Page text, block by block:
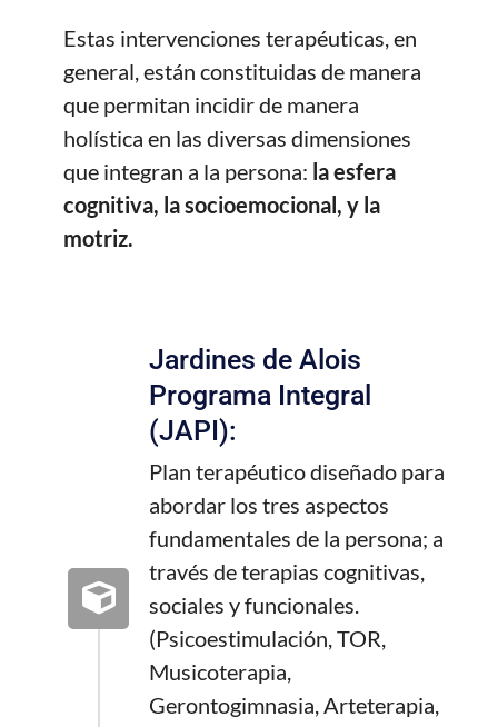
Estas intervenciones terapéuticas, en
general, están constituidas de manera
que permitan incidir de manera
holística en las diversas dimensiones
que integran a la persona: la esfera
cognitiva, la socioemocional, y la
motriz.
Jardines de Alois
Programa Integral
(JAPI):
Plan terapéutico diseñado para
abordar los tres aspectos
fundamentales de la persona; a
través de terapias cognitivas,
sociales y funcionales.
(Psicoestimulación, TOR,
Musicoterapia,
Gerontogimnasia, Arteterapia,